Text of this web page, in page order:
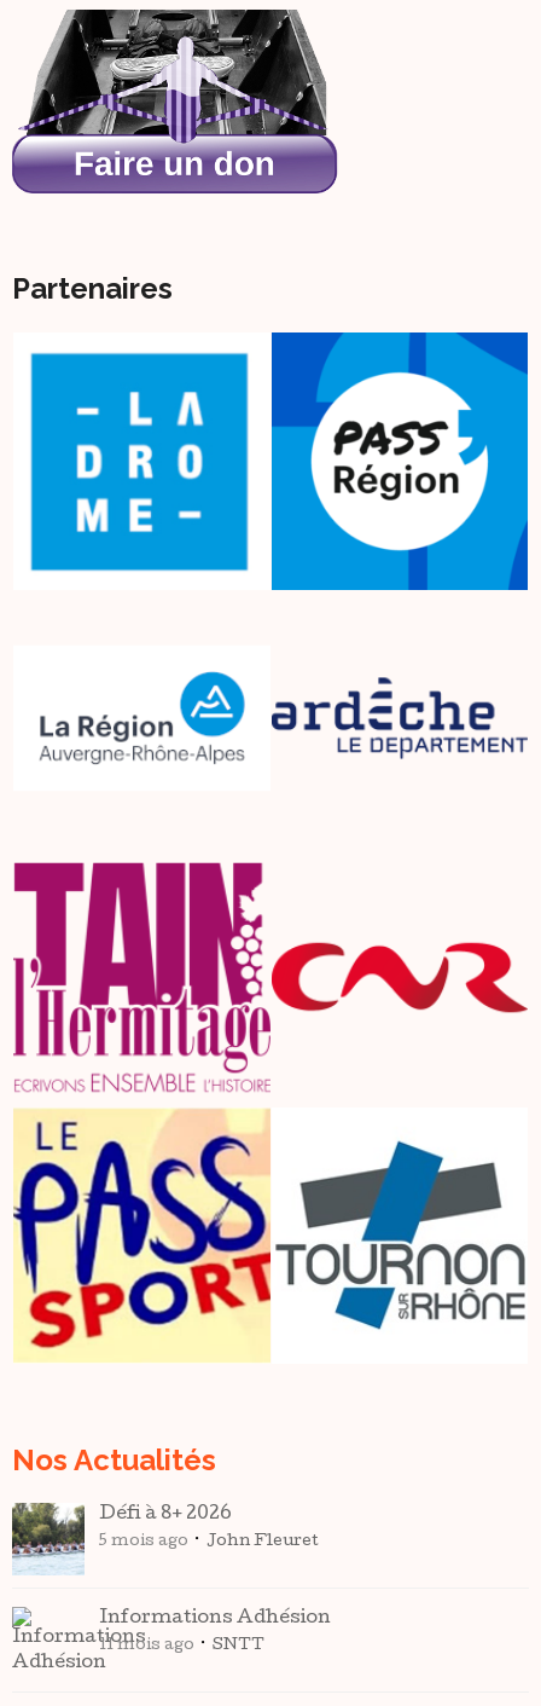
Partenaires
Nos Actualités
Défi à 8+ 2026
5 mois ago John Fleuret
Informations Adhésion
11 mois ago SNTT